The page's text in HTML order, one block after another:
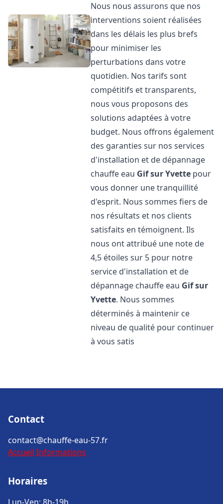
Nous nous assurons que nos
interventions soient réalisées
dans les délais les plus brefs
pour minimiser les
perturbations dans votre
quotidien. Nos tarifs sont
compétitifs et transparents,
nous vous proposons des
solutions adaptées à votre
budget. Nous offrons également
des garanties sur nos services
d'installation et de dépannage
chauffe eau Gif sur Yvette pour
vous donner une tranquillité
d'esprit. Nous sommes fiers de
nos résultats et nos clients
satisfaits en témoignent. Ils
nous ont attribué une note de
4,5 étoiles sur 5 pour notre
service d'installation et de
dépannage chauffe eau Gif sur
Yvette. Nous sommes
déterminés à maintenir ce
niveau de qualité pour continuer
à vous satis
Contact
contact@chauffe-eau-57.fr
Accueil Informations
Horaires